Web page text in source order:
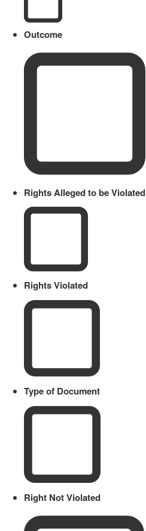
Outcome
Rights Alleged to be Violated
Rights Violated
Type of Document
Right Not Violated